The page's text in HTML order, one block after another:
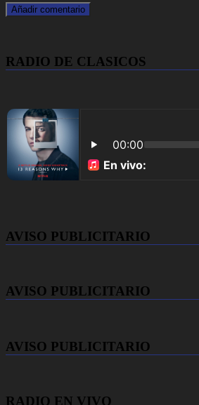
RADIO DE CLASICOS
AVISO PUBLICITARIO
AVISO PUBLICITARIO
AVISO PUBLICITARIO
RADIO EN VIVO